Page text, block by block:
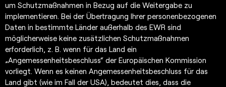
um Schutzmaßnahmen in Bezug auf die Weitergabe zu
implementieren. Bei der Übertragung Ihrer personenbezogenen
Daten in bestimmte Länder außerhalb des EWR sind
möglicherweise keine zusätzlichen Schutzmaßnahmen
erforderlich, z. B. wenn für das Land ein
„Angemessenheitsbeschluss“ der Europäischen Kommission
vorliegt. Wenn es keinen Angemessenheitsbeschluss für das
Land gibt (wie im Fall der USA), bedeutet dies, dass die